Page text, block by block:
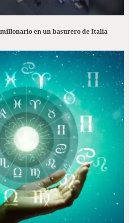
en un basurero de Italia